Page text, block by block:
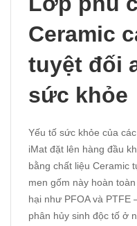
Ceramic
tuyệt đối
sức khỏe
Yếu tố sức khỏe của
iMat đặt lên hàng đầu
bằng chất liệu Ceramic
men gốm này hoàn
hại như PFOA và PTFE
phân hủy sinh độc tố ở